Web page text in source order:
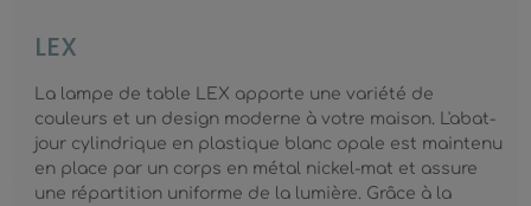
LEX
La lampe de table LEX apporte une variété de
couleurs et un design moderne à votre maison. L'abat-
jour cylindrique en plastique blanc opale est maintenu
en place par un corps en métal nickel-mat et assure
une répartition uniforme de la lumière. Grâce à la